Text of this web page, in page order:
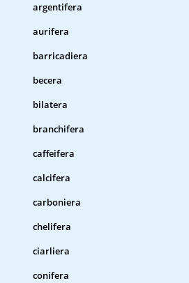
argentifera
aurifera
barricadiera
becera
bilatera
branchifera
caffeifera
calcifera
carboniera
chelifera
ciarliera
conifera